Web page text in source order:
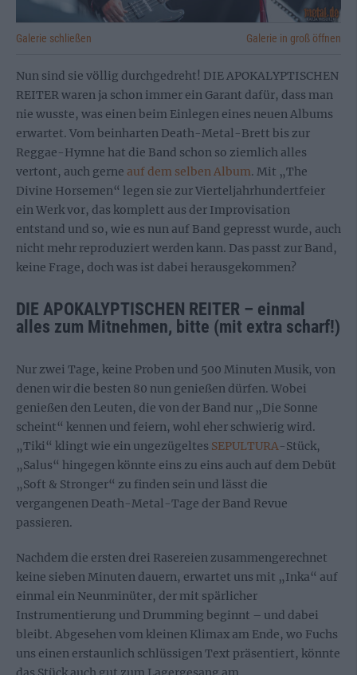
Galerie schließen Galerie in groß öffnen
Nun sind sie völlig durchgedreht! DIE APOKALYPTISCHEN
REITER waren ja schon immer ein Garant dafür, dass man
nie wusste, was einen beim Einlegen eines neuen Albums
erwartet. Vom beinharten Death-Metal-Brett bis zur
Reggae-Hymne hat die Band schon so ziemlich alles
vertont, auch gerne auf dem selben Album. Mit „The
Divine Horsemen“ legen sie zur Vierteljahrhundertfeier
ein Werk vor, das komplett aus der Improvisation
entstand und so, wie es nun auf Band gepresst wurde, auch
nicht mehr reproduziert werden kann. Das passt zur Band,
keine Frage, doch was ist dabei herausgekommen?
DIE APOKALYPTISCHEN REITER – einmal
alles zum Mitnehmen, bitte (mit extra scharf!)
Nur zwei Tage, keine Proben und 500 Minuten Musik, von
denen wir die besten 80 nun genießen dürfen. Wobei
genießen den Leuten, die von der Band nur „Die Sonne
scheint“ kennen und feiern, wohl eher schwierig wird.
„Tiki“ klingt wie ein ungezügeltes SEPULTURA-Stück,
„Salus“ hingegen könnte eins zu eins auch auf dem Debüt
„Soft & Stronger“ zu finden sein und lässt die
vergangenen Death-Metal-Tage der Band Revue
passieren.
Nachdem die ersten drei Rasereien zusammengerechnet
keine sieben Minuten dauern, erwartet uns mit „Inka“ auf
einmal ein Neunminüter, der mit spärlicher
Instrumentierung und Drumming beginnt – und dabei
bleibt. Abgesehen vom kleinen Klimax am Ende, wo Fuchs
uns einen erstaunlich schlüssigen Text präsentiert, könnte